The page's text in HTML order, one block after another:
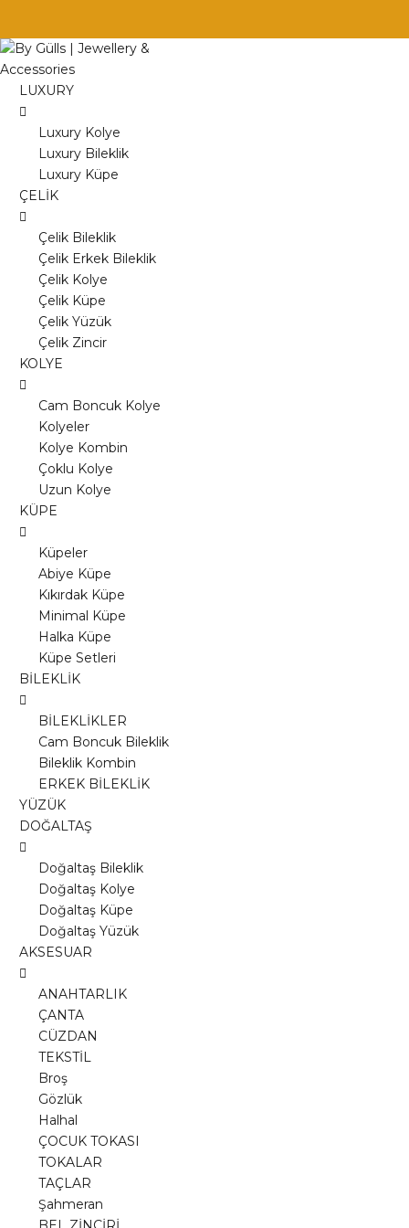
Skip
to
content
LUXURY
Luxury Kolye
Luxury Bileklik
Luxury Küpe
ÇELİK
Çelik Bileklik
Çelik Erkek Bileklik
Çelik Kolye
Çelik Küpe
Çelik Yüzük
Çelik Zincir
KOLYE
Cam Boncuk Kolye
Kolyeler
Kolye Kombin
Çoklu Kolye
Uzun Kolye
KÜPE
Küpeler
Abiye Küpe
Kıkırdak Küpe
Minimal Küpe
Halka Küpe
Küpe Setleri
BİLEKLİK
BİLEKLİKLER
Cam Boncuk Bileklik
Bileklik Kombin
ERKEK BİLEKLİK
YÜZÜK
DOĞALTAŞ
Doğaltaş Bileklik
Doğaltaş Kolye
Doğaltaş Küpe
Doğaltaş Yüzük
AKSESUAR
ANAHTARLIK
ÇANTA
CÜZDAN
TEKSTİL
Broş
Gözlük
Halhal
ÇOCUK TOKASI
TOKALAR
TAÇLAR
Şahmeran